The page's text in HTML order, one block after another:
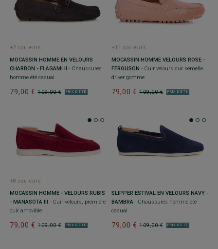
+2 couleurs
MOCASSIN HOMME EN VELOURS
CHARBON - FLAGAMI II - Chaussures
homme été casual
109,00 €
79,00 € PRIX D'ÉTÉ
+11 couleurs
MOCASSIN HOMME VELOURS ROSE -
FERGUSON - Cuir velours sur semelle
driver gomme
109,00 €
79,00 € PRIX D'ÉTÉ
+8 couleurs
MOCASSIN HOMME - VELOURS RUBIS
- MANASOTA III - Cuir velours, première
cuir amovible
109,00 €
79,00 € PRIX D'ÉTÉ
SLIPPER ESTIVAL EN VELOURS NAVY -
BAMBRA - Chaussures homme été
casual
109,00 €
79,00 € PRIX D'ÉTÉ